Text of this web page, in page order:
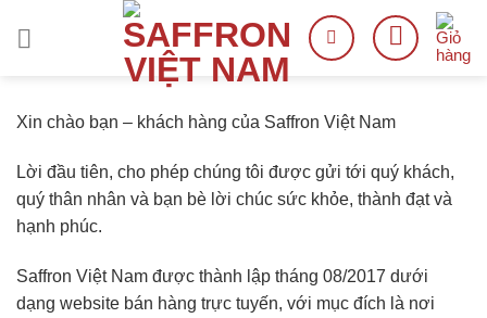
Xin chào bạn – khách hàng của Saffron Việt Nam
Lời đầu tiên, cho phép chúng tôi được gửi tới quý khách,
quý thân nhân và bạn bè lời chúc sức khỏe, thành đạt và
hạnh phúc.
Saffron Việt Nam được thành lập tháng 08/2017 dưới
dạng website bán hàng trực tuyến, với mục đích là nơi